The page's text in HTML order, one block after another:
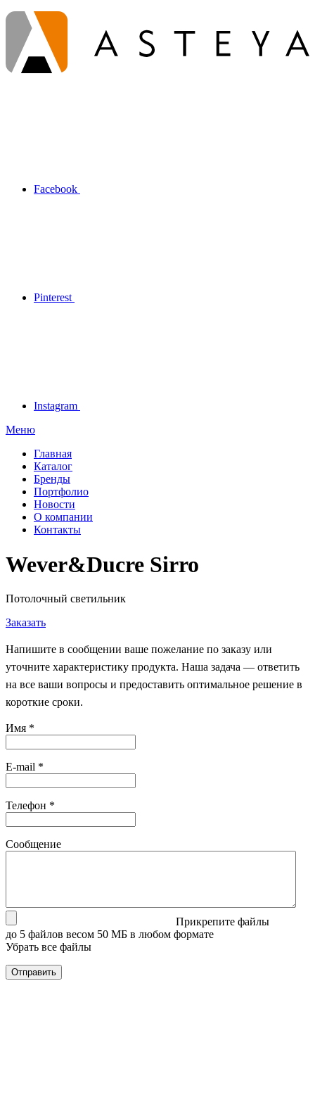
Facebook
Pinterest
Instagram
Меню
Главная
Каталог
Бренды
Портфолио
Новости
О компании
Контакты
Wever&Ducre Sirro
Потолочный светильник
Заказать
Напишите в сообщении ваше пожелание по заказу или
уточните характеристику продукта. Наша задача — ответить
на все ваши вопросы и предоставить оптимальное решение в
короткие сроки.
Имя *
E-mail *
Телефон *
Сообщение
Прикрепите файлы
до 5 файлов весом 50 МБ в любом формате
Убрать все файлы
Отправить